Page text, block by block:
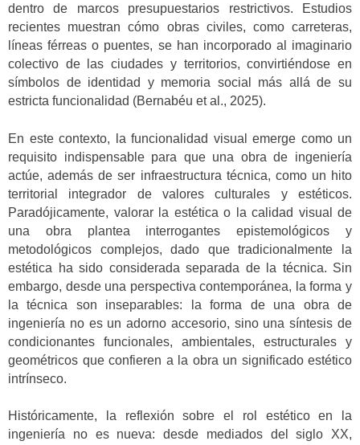
dentro de marcos presupuestarios restrictivos. Estudios
recientes muestran cómo obras civiles, como carreteras,
líneas férreas o puentes, se han incorporado al imaginario
colectivo de las ciudades y territorios, convirtiéndose en
símbolos de identidad y memoria social más allá de su
estricta funcionalidad (Bernabéu et al., 2025).
En este contexto, la funcionalidad visual emerge como un
requisito indispensable para que una obra de ingeniería
actúe, además de ser infraestructura técnica, como un hito
territorial integrador de valores culturales y estéticos.
Paradójicamente, valorar la estética o la calidad visual de
una obra plantea interrogantes epistemológicos y
metodológicos complejos, dado que tradicionalmente la
estética ha sido considerada separada de la técnica. Sin
embargo, desde una perspectiva contemporánea, la forma y
la técnica son inseparables: la forma de una obra de
ingeniería no es un adorno accesorio, sino una síntesis de
condicionantes funcionales, ambientales, estructurales y
geométricos que confieren a la obra un significado estético
intrínseco.
Históricamente, la reflexión sobre el rol estético en la
ingeniería no es nueva: desde mediados del siglo XX,